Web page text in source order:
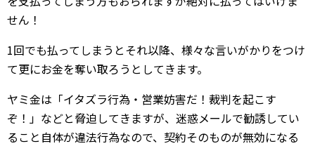
せん！
1回でも払ってしまうとそれ以降、様々な言いがかりをつけ
て更にお金を奪い取ろうとしてきます。
ヤミ金は「イタズラ行為・営業妨害だ！裁判を起こす
ぞ！」などと脅迫してきますが、迷惑メールで勧誘してい
ること自体が違法行為なので、契約そのものが無効になる